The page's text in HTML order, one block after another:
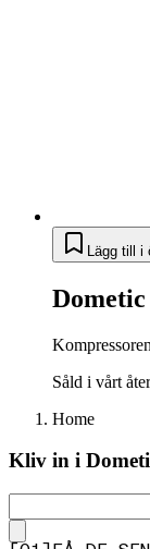
Lägg till
Dometic
Såld i vårt
Home
Kliv in i